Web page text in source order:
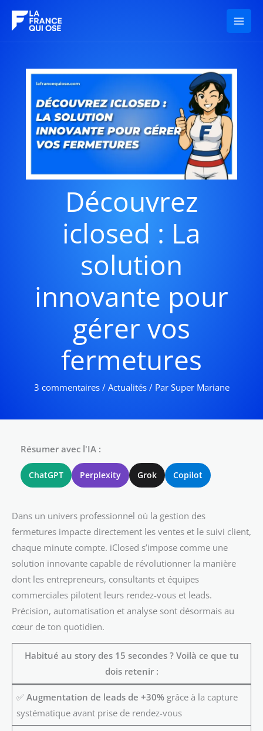
contenu
Découvrez
iclosed : La
solution
innovante pour
gérer vos
fermetures
3 commentaires / Actualités/ Par Super Mariane
Résumer avec l'IA :
ChatGPT Perplexity Grok Copilot
Dans un univers professionnel où la gestion des
fermetures impacte directement les ventes et le suivi client,
chaque minute compte. iClosed s’impose comme une
solution innovante capable de révolutionner la manière
dont les entrepreneurs, consultants et équipes
commerciales pilotent leurs rendez-vous et leads.
Précision, automatisation et analyse sont désormais au
cœur de ton quotidien.
Habitué au story des 15 secondes ? Voilà ce que tu
dois retenir :
✅Augmentation de leads de +30% grâce à la capture
systématique avant prise de rendez-vous